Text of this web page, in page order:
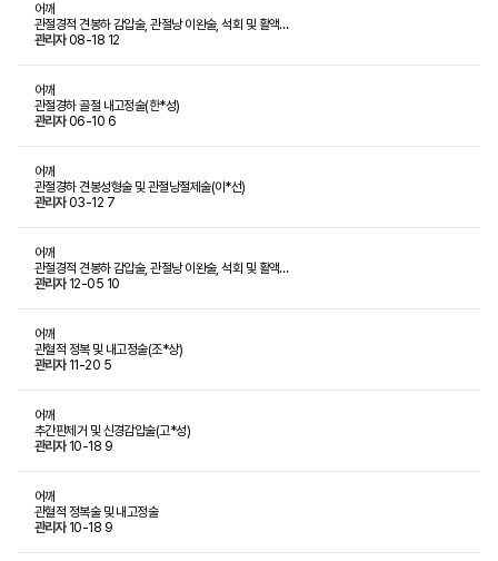
어깨
관절경적 견봉하 감압술, 관절낭 이완술, 석회 및 활액…
관리자 08-18 12
어깨
관절경하 골절 내고정술(한*성)
관리자 06-10 6
어깨
관절경하 견봉성형술 및 관절낭절제술(이*선)
관리자 03-12 7
어깨
관절경적 견봉하 감압술, 관절낭 이완술, 석회 및 활액…
관리자 12-05 10
어깨
관혈적 정복 및 내고정술(조*상)
관리자 11-20 5
어깨
추간판제거 및 신경감압술(고*성)
관리자 10-18 9
어깨
관혈적 정복술 및 내고정술
관리자 10-18 9